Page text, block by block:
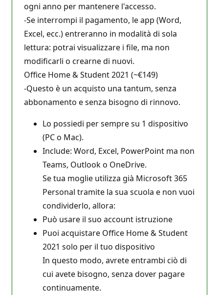
ogni anno per mantenere l'accesso.
-Se interrompi il pagamento, le app (Word,
Excel, ecc.) entreranno in modalità di sola
lettura: potrai visualizzare i file, ma non
modificarli o crearne di nuovi.
Office Home & Student 2021 (~€149)
-Questo è un acquisto una tantum, senza
abbonamento e senza bisogno di rinnovo.
Lo possiedi per sempre su 1 dispositivo
(PC o Mac).
Include: Word, Excel, PowerPoint ma non
Teams, Outlook o OneDrive.
Se tua moglie utilizza già Microsoft 365
Personal tramite la sua scuola e non vuoi
condividerlo, allora:
Può usare il suo account istruzione
Puoi acquistare Office Home & Student
2021 solo per il tuo dispositivo
In questo modo, avrete entrambi ciò di
cui avete bisogno, senza dover pagare
continuamente.